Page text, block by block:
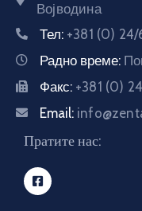
Војводина
Тел: +381 (0)
Радно време:
Факс: +381 (0)
Email:
Пратите нас: